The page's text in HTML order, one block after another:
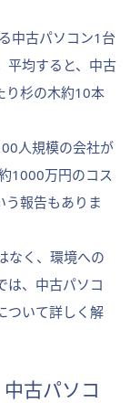
中古パソコン1台
平均すると、中古
り杉の木約10本
人規模の会社が
1000万円のコス
う報告もありま
なく、環境への
は、中古パソコ
ついて詳しく解
古パソコ